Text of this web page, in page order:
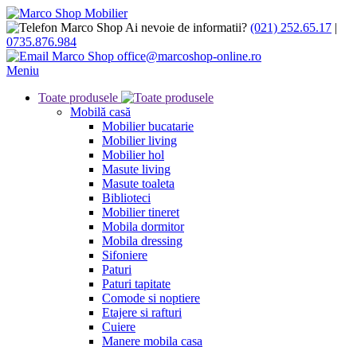
Ai nevoie de informatii? (021) 252.65.17 |
0735.876.984
office@marcoshop-online.ro
Meniu
Toate produsele
Mobilă casă
Mobilier bucatarie
Mobilier living
Mobilier hol
Masute living
Masute toaleta
Biblioteci
Mobilier tineret
Mobila dormitor
Mobila dressing
Sifoniere
Paturi
Paturi tapitate
Comode si noptiere
Etajere si rafturi
Cuiere
Manere mobila casa